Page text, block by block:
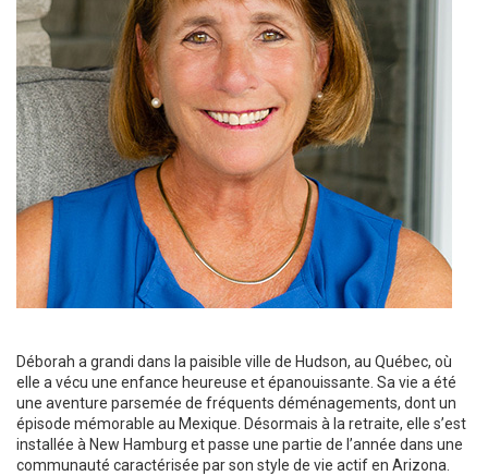
Déborah a grandi dans la paisible ville de Hudson, au Québec, où
elle a vécu une enfance heureuse et épanouissante. Sa vie a été
une aventure parsemée de fréquents déménagements, dont un
épisode mémorable au Mexique. Désormais à la retraite, elle s’est
installée à New Hamburg et passe une partie de l’année dans une
communauté caractérisée par son style de vie actif en Arizona.